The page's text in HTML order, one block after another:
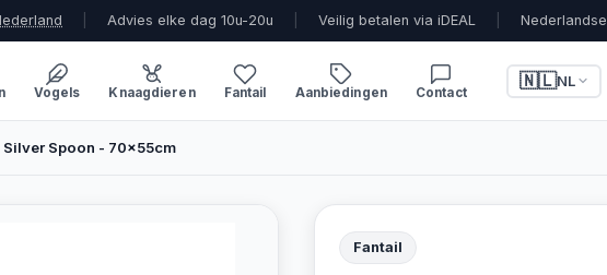
Advies elke dag 10u-20u Veilig betalen via iDEAL
Vogels Knaagdieren Fantail Aanbiedingen Contact
🇳🇱NL
Spoon - 70x55cm
Fantail